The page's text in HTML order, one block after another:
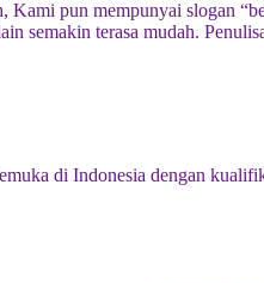
Kami pun mempunyai slogan
semakin terasa mudah.
di Indonesia dengan